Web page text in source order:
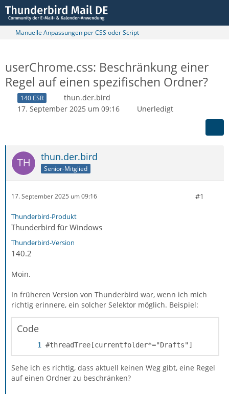
Manuelle Anpassungen per CSS oder Script
userChrome.css: Beschränkung einer
Regel auf einen spezifischen Ordner?
140 ESR
thun.der.bird
17. September 2025 um 09:16
Unerledigt
thun.der.bird
Senior-Mitglied
17. September 2025 um 09:16 #1
Thunderbird-Produkt
Thunderbird für Windows
Thunderbird-Version
140.2
Moin.
In früheren Version von Thunderbird war, wenn ich mich
richtig erinnere, ein solcher Selektor möglich. Beispiel:
Code
#threadTree[currentfolder*="Drafts"]
Sehe ich es richtig, dass aktuell keinen Weg gibt, eine Regel
auf einen Ordner zu beschränken?